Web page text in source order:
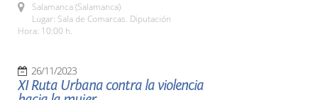
Salamanca (Salamanca)
Lugar: Sala de Comarcas. Diputación
Hora: 10:00 h.
26/11/2023
XI Ruta Urbana contra la violencia